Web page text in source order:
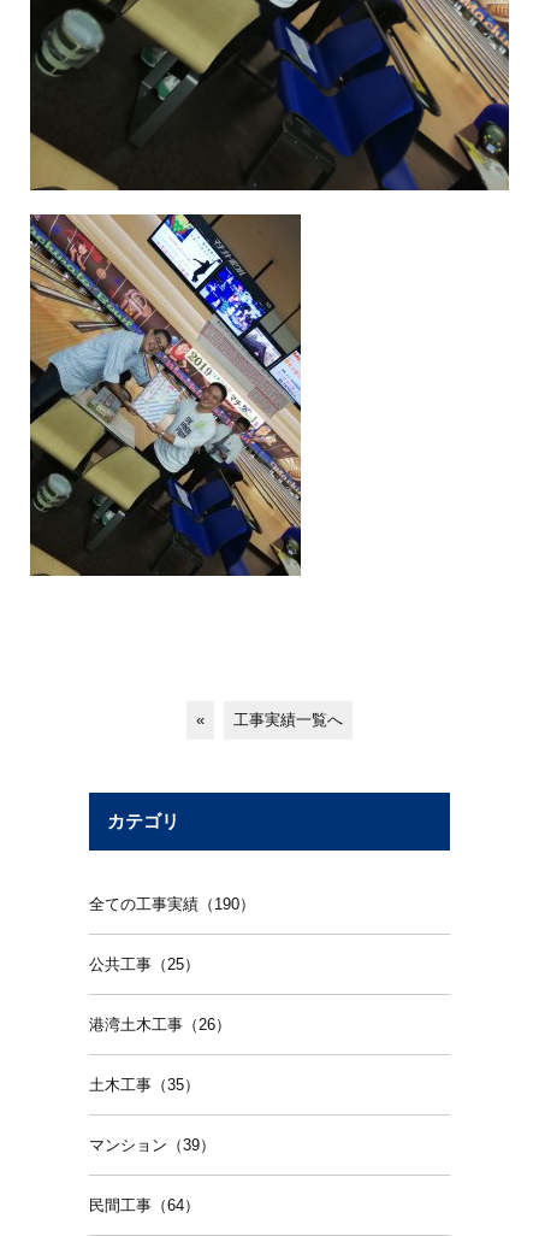
« 工事実績一覧へ
カテゴリ
全ての工事実績（190）
公共工事（25）
港湾土木工事（26）
土木工事（35）
マンション（39）
民間工事（64）